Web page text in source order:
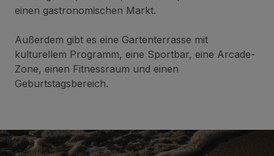
einen gastronomischen Markt.
Außerdem gibt es eine Gartenterrasse mit
kulturellem Programm, eine Sportbar, eine Arcade-
Zone, einen Fitnessraum und einen
Geburtstagsbereich.